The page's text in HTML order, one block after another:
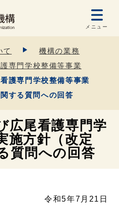
メニュー
て
機構の業務
専門学校整備等事業
護専門学校整備等事業
する質問への回答
広尾看護専門学
施方針（改定
質問への回答
令和5年7月21日